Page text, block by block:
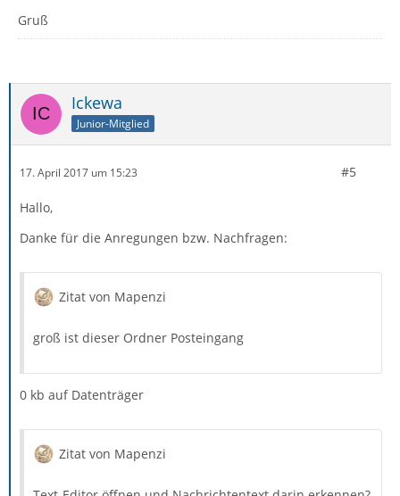
Gruß
Ickewa
Junior-Mitglied
17. April 2017 um 15:23 #5
Hallo,
Danke für die Anregungen bzw. Nachfragen:
Zitat von Mapenzi
groß ist dieser Ordner Posteingang
0 kb auf Datenträger
Zitat von Mapenzi